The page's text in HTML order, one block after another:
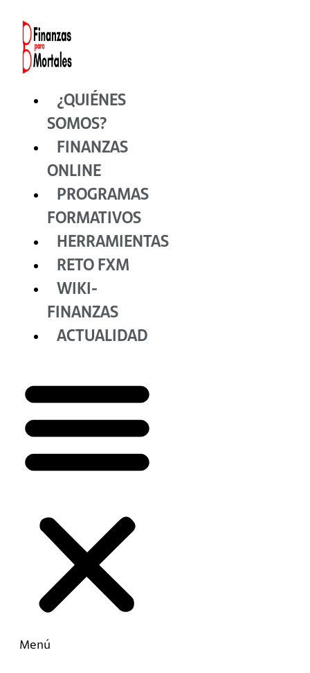
contenido
¿QUIÉNES
SOMOS?
FINANZAS
ONLINE
PROGRAMAS
FORMATIVOS
HERRAMIENTAS
RETO FXM
WIKI-
FINANZAS
ACTUALIDAD
Menú